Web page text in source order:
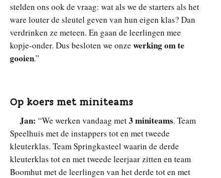
stelden ons ook de vraag: wat als we de starters als het
ware louter de sleutel geven van hun eigen klas? Dan
verdrinken ze meteen. En gaan de leerlingen mee
kopje‑onder. Dus besloten we onze werking om te
gooien.”
Op koers met miniteams
Jan: “We werken vandaag met3 miniteams. Team
Speelhuis met de instappers tot en met tweede
kleuterklas. Team Springkasteel waarin de derde
kleuterklas tot en met tweede leerjaar zitten en team
Boomhut met de leerlingen van het derde tot en met